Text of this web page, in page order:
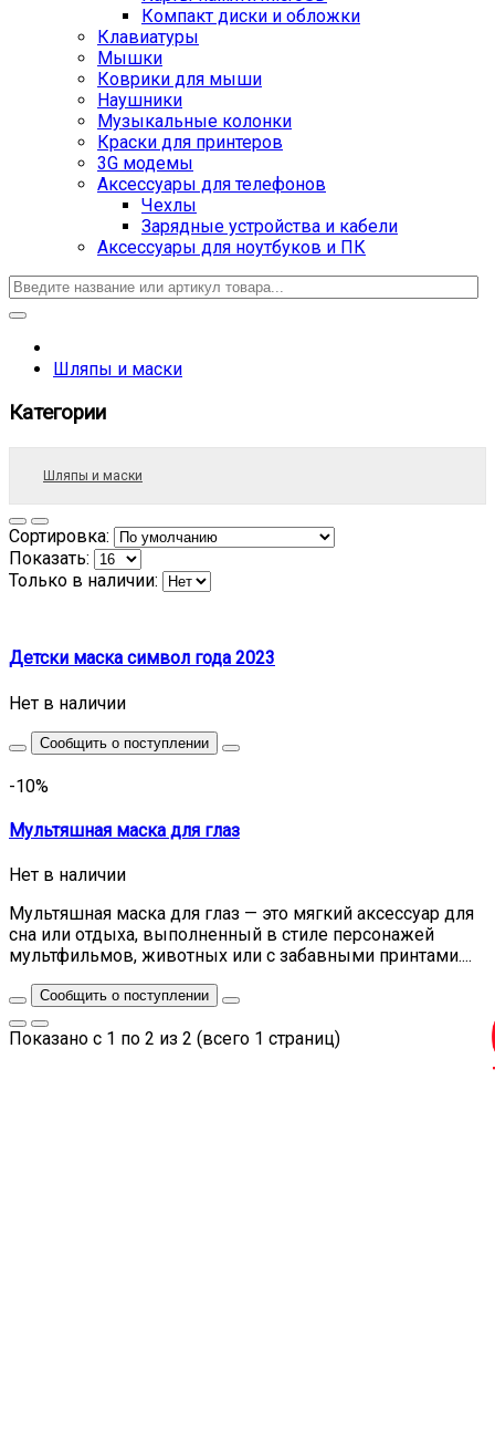
Компакт диски и обложки
Клавиатуры
Мышки
Коврики для мыши
Наушники
Музыкальные колонки
Краски для принтеров
3G модемы
Аксессуары для телефонов
Чехлы
Зарядные устройства и кабели
Аксессуары для ноутбуков и ПК
Шляпы и маски
Категории
Шляпы и маски
Сортировка:
Показать:
Только в наличии:
Детски маска символ года 2023
Нет в наличии
Сообщить о поступлении
-10%
Мультяшная маска для глаз
Нет в наличии
Мультяшная маска для глаз — это мягкий аксессуар для
сна или отдыха, выполненный в стиле персонажей
мультфильмов, животных или с забавными принтами....
Сообщить о поступлении
Показано с 1 по 2 из 2 (всего 1 страниц)